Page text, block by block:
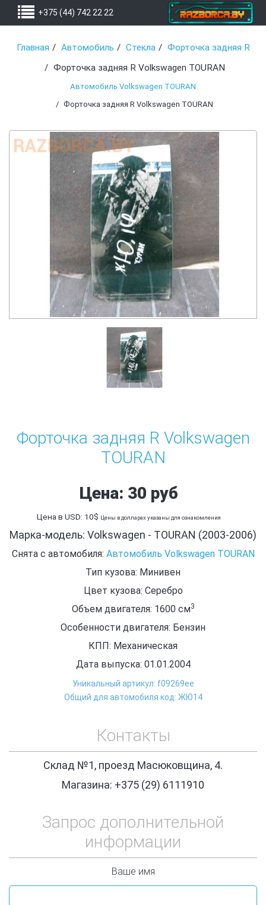
+375 (44) 742 22 22
Главная Автомобиль Стекла
Форточка задняя R
Форточка задняя R Volkswagen TOURAN
Автомобиль Volkswagen TOURAN
Форточка задняя R Volkswagen TOURAN
Форточка задняя R Volkswagen
TOURAN
Цена: 30 руб
Цена в USD: 10$ Цены в долларах указаны для ознакомления
Марка-модель: Volkswagen - TOURAN (2003-2006)
Снята с автомобиля: Автомобиль Volkswagen TOURAN
Тип кузова: Минивен
Цвет кузова: Серебро
Объем двигателя: 1600 см3
Особенности двигателя: Бензин
КПП: Механическая
Дата выпуска: 01.01.2004
Уникальный артикул: f09269ee
Общий для автомобиля код: ЖЮ14
Контакты
Склад №1, проезд Масюковщина, 4.
Магазина: +375 (29) 6111910
Запрос дополнительной
информации
Ваше имя